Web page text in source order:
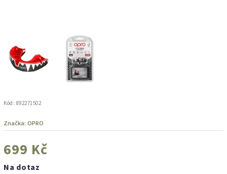
Kód: 892271502
Značka: OPRO
699 Kč
Na dotaz